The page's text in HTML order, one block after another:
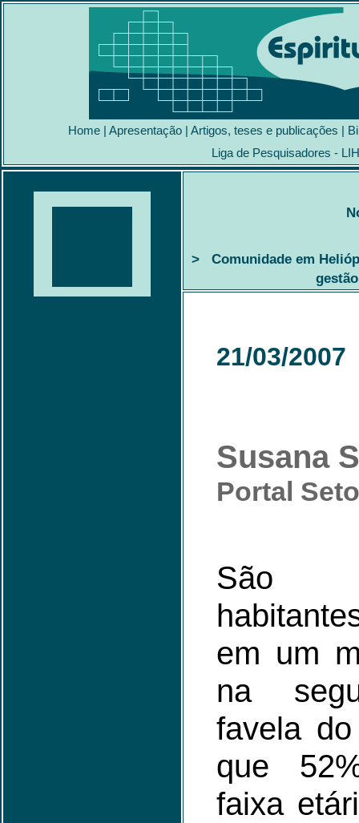
Home | Apresentação | Artigos, teses e publicações |
Liga de Pesquisadores -
> Comunidade em
21/03/2007
Susana
Portal
São
em um
na
favela
que
faixa